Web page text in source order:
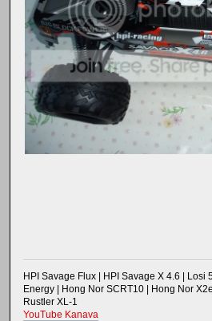
HPI Savage Flux | HPI Savage X 4.6 | Losi
Energy | Hong Nor SCRT10 | Hong Nor
Rustler XL-1
YouTube Kanava